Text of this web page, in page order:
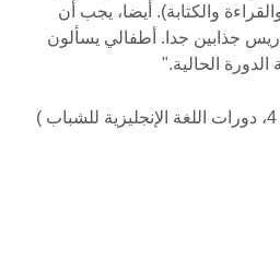
والكتابة). أيضا، يجب أن
جذابين جدا. أطفالي يسألون
الدورة الحالية."